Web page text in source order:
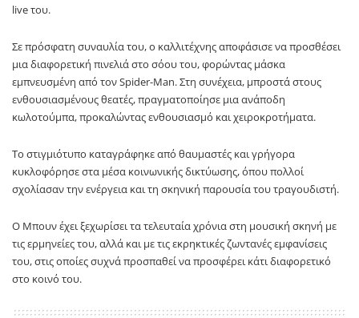
live του.
Σε πρόσφατη συναυλία του, ο καλλιτέχνης αποφάσισε να προσθέσει
μια διαφορετική πινελιά στο σόου του, φορώντας μάσκα
εμπνευσμένη από τονSpider-Man. Στη συνέχεια, μπροστά στους
ενθουσιασμένους θεατές, πραγματοποίησε μια ανάποδη
κωλοτούμπα, προκαλώντας ενθουσιασμό και χειροκροτήματα.
Το στιγμιότυπο καταγράφηκε από θαυμαστές και γρήγορα
κυκλοφόρησε στα μέσα κοινωνικής δικτύωσης, όπου πολλοί
σχολίασαν την ενέργεια και τη σκηνική παρουσία του τραγουδιστή.
Ο Μπουν έχει ξεχωρίσει τα τελευταία χρόνια στη μουσική σκηνή με
τις ερμηνείες του, αλλά και με τις εκρηκτικές ζωντανές εμφανίσεις
του, στις οποίες συχνά προσπαθεί να προσφέρει κάτι διαφορετικό
στο κοινό του.